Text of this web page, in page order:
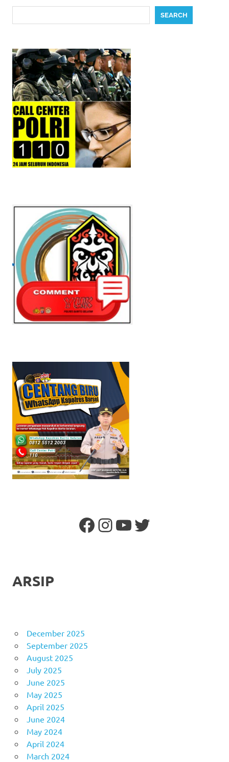
SEARCH
Facebook
Instagram
YouTube
Twitter
ARSIP
December 2025
September 2025
August 2025
July 2025
June 2025
May 2025
April 2025
June 2024
May 2024
April 2024
March 2024